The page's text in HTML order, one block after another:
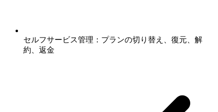
セルフサービス管理：プランの切り替え、復元、解
約、返金